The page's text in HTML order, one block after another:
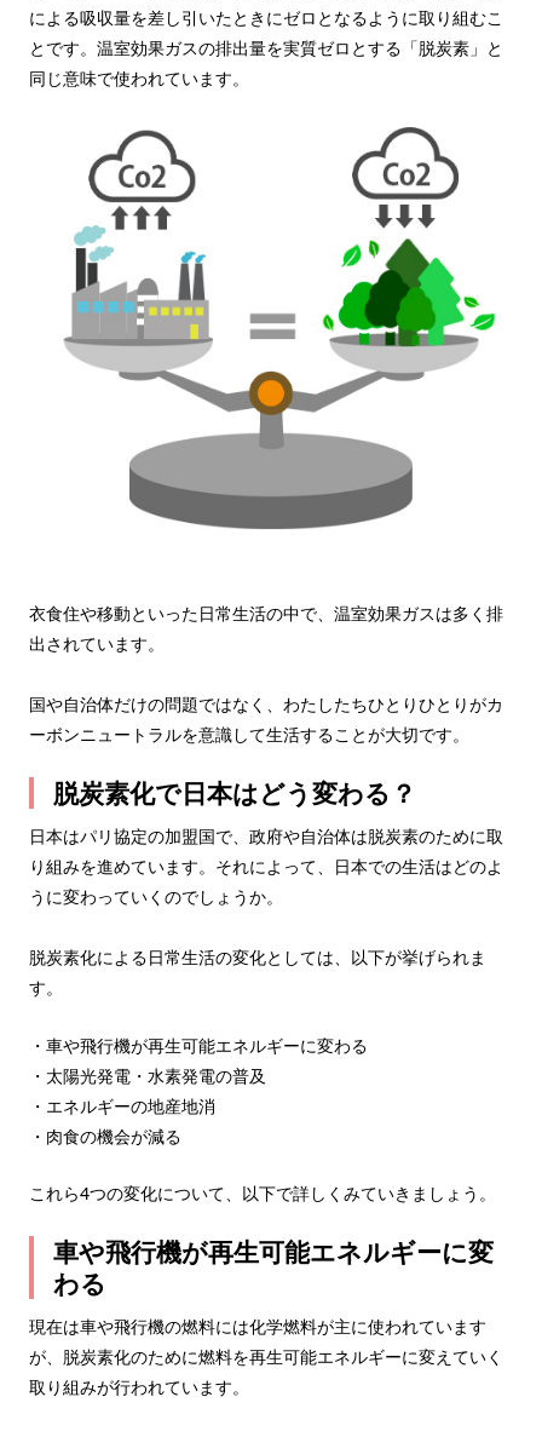
による吸収量を差し引いたときにゼロとなるように取り組むこ
とです。温室効果ガスの排出量を実質ゼロとする「脱炭素」と
同じ意味で使われています。
衣食住や移動といった日常生活の中で、温室効果ガスは多く排
出されています。
国や自治体だけの問題ではなく、わたしたちひとりひとりがカ
ーボンニュートラルを意識して生活することが大切です。
脱炭素化で日本はどう変わる？
日本はパリ協定の加盟国で、政府や自治体は脱炭素のために取
り組みを進めています。それによって、日本での生活はどのよ
うに変わっていくのでしょうか。
脱炭素化による日常生活の変化としては、以下が挙げられま
す。
・車や飛行機が再生可能エネルギーに変わる
・太陽光発電・水素発電の普及
・エネルギーの地産地消
・肉食の機会が減る
これら4つの変化について、以下で詳しくみていきましょう。
車や飛行機が再生可能エネルギーに変
わる
現在は車や飛行機の燃料には化学燃料が主に使われています
が、脱炭素化のために燃料を再生可能エネルギーに変えていく
取り組みが行われています。